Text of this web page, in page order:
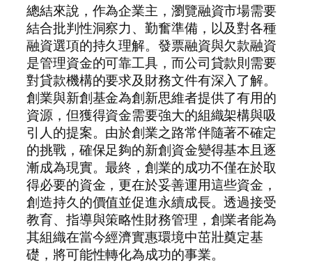
總結來說，作為企業主，瀏覽融資市場需要
結合批判性洞察力、勤奮準備，以及對各種
融資選項的持久理解。發票融資與欠款融資
是管理資金的可靠工具，而公司貸款則需要
對貸款機構的要求及財務文件有深入了解。
創業與新創基金為創新思維者提供了有用的
資源，但獲得資金需要強大的組織架構與吸
引人的提案。由於創業之路常伴隨著不確定
的挑戰，確保足夠的新創資金變得基本且逐
漸成為現實。最終，創業的成功不僅在於取
得必要的資金，更在於妥善運用這些資金，
創造持久的價值並促進永續成長。透過接受
教育、指導與策略性財務管理，創業者能為
其組織在當今經濟實惠環境中茁壯奠定基
礎，將可能性轉化為成功的事業。